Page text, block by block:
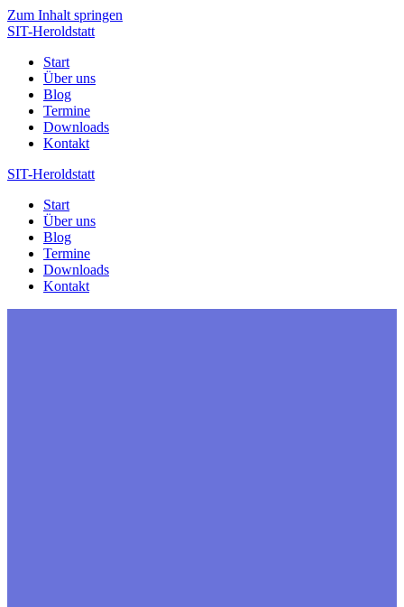
Zum Inhalt springen
SIT-Heroldstatt
Start
Über uns
Blog
Termine
Downloads
Kontakt
SIT-Heroldstatt
Start
Über uns
Blog
Termine
Downloads
Kontakt